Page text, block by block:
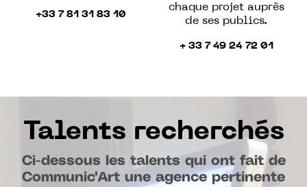
+33 7 81 31 83 10
chaque projet auprès
de ses publics.
+ 33 7 49 24 72 01
Talents recherchés
Ci-dessous les talents qui ont fait de
Communic'Art une agence pertinente